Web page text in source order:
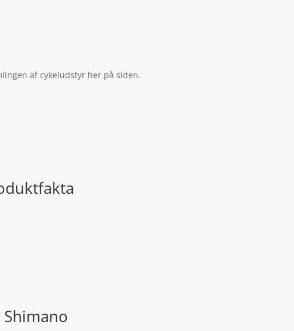
af cykeludstyr her på siden.